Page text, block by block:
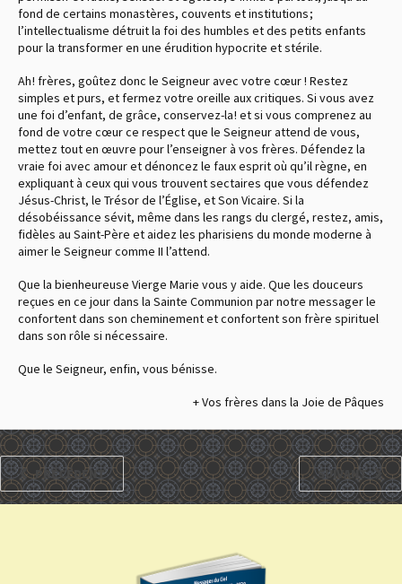
fond de certains monastères, couvents et institutions ;
l’intellectualisme détruit la foi des humbles et des petits enfants
pour la transformer en une érudition hypocrite et stérile.
Ah ! frères, goûtez donc le Seigneur avec votre cœur ! Restez
simples et purs, et fermez votre oreille aux critiques. Si vous avez
une foi d’enfant, de grâce, conservez-la ! et si vous comprenez au
fond de votre cœur ce respect que le Seigneur attend de vous,
mettez tout en œuvre pour l’enseigner à vos frères. Défendez la
vraie foi avec amour et dénoncez le faux esprit où qu’il règne, en
expliquant à ceux qui vous trouvent sectaires que vous défendez
Jésus-Christ, le Trésor de l’Église, et Son Vicaire. Si la
désobéissance sévit, même dans les rangs du clergé, restez, amis,
fidèles au Saint-Père et aidez les pharisiens du monde moderne à
aimer le Seigneur comme II l’attend.
Que la bienheureuse Vierge Marie vous y aide. Que les douceurs
reçues en ce jour dans la Sainte Communion par notre messager le
confortent dans son cheminement et confortent son frère spirituel
dans son rôle si nécessaire.
Que le Seigneur, enfin, vous bénisse.
+ Vos frères dans la Joie de Pâques
PRÉCÉDENT SUIVANT